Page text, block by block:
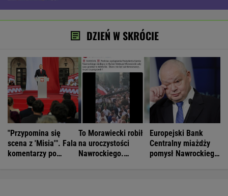
DZIEŃ W SKRÓCIE
"Przypomina się
scena z 'Misia'". Fala
komentarzy po
To Morawiecki robił
na uroczystości
Nawrockiego.
Europejski Bank
Centralny miażdży
pomysł Nawrockiego